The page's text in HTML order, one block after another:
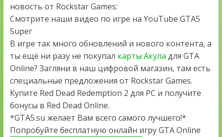
новость от Rockstar Games:
Смотрите наши видео по игре на YouTube GTA5
Super
В игре так много обновлений и нового контента, а
ты ещё ни разу не покупал карты Акула для GTA
Online? Загляни в наш цифровой магазин, там есть
специальные предложения от Rockstar Games.
Купите Red Dead Redemption 2 для PC и получите
бонусы в Red Dead Online.
*GTA5.su желает Вам всего самого лучшего!*
Попробуйте бесплатную онлайн игру GTA Online